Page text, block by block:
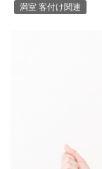
満室 客付け関連